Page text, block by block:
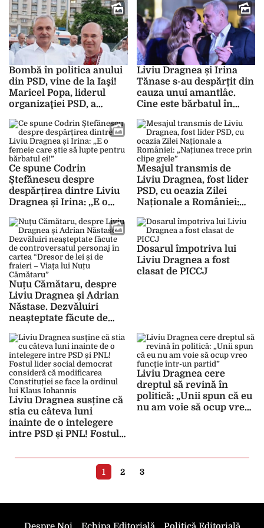
Bombă în politica anului
din PSD, vine de la Iaşi!
Maricel Popa, liderul
organizaţiei PSD, a
Liviu Dragnea!
Liviu Dragnea și Irina
Tănase s-au despărțit din
cauza unui amantlâc.
Cine este bărbatul în
refugiat iubita fostului
lider PSD
Ce spune Codrin
Ștefănescu despre
despărțirea dintre Liviu
Dragnea și Irina: ,,E o
pentru bărbatul ei!”
Mesajul transmis de
Liviu Dragnea, fost lider
PSD, cu ocazia Zilei
Naționale a României:
clipe grele”
Nuțu Cămătaru, despre
Liviu Dragnea și Adrian
Năstase. Dezvăluiri
neașteptate făcute de
în cartea “Dresor de lei și
de fraieri – Viața lui Nuțu
Cămătaru”
Dosarul împotriva lui
Liviu Dragnea a fost
clasat de PICCJ
Liviu Dragnea susține că
stia cu câteva luni
inainte de o intelegere
intre PSD și PNL! Fostul
consideră că modificarea
Constituției se face la
Liviu Dragnea cere
dreptul să revină în
politică: „Unii spun că eu
nu am voie să ocup vreo
1 2 3